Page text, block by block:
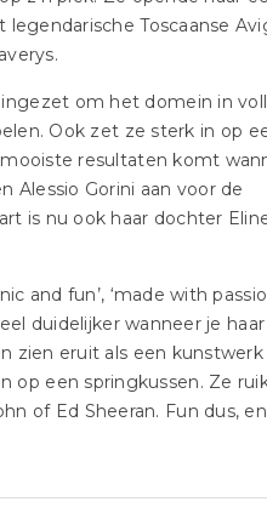
Toscaanse
om het domein in
Ook zet ze sterk in op
resultaten komt
Alessio Gorini aan voor de
is nu ook haar dochter
and fun’, ‘made with
duidelijker wanneer je
zien eruit als een kunstwerk
op een springkussen. Ze
of Ed Sheeran. Fun dus, en